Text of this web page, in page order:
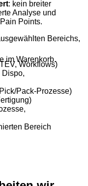
im Warenkorb.
: kein breiter
Analyse und
Points.
Bereichs,
Workflows)
Dispo,
Pack-Prozesse)
Bereich